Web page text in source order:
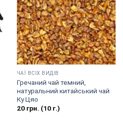
ЧАЇ ВСІХ ВИДІВ
Гречаний чай темний,
натуральний китайський чай
Ку Цяо
20грн. (10 г.)